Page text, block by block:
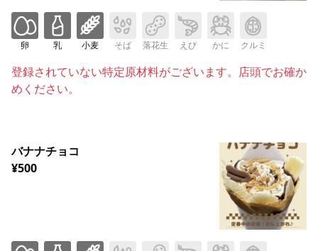
卵 乳 小麦 そば 落花生 えび かに クルミ
登録されていない特定原材料がございます。店頭でお確か
めください。
バナナチョコ
¥500